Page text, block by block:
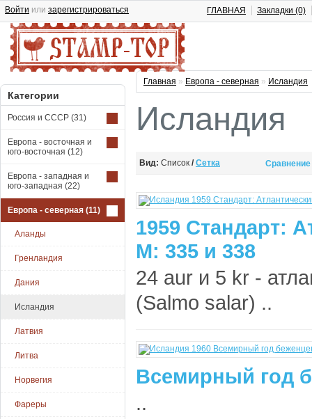
Войти или зарегистрироваться ГЛАВНАЯ Закладки (0)
Категории
Россия и СССР (31)
Европа - восточная и
юго-восточная (12)
Европа - западная и
юго-западная (22)
Европа - северная (11)
Аланды
Гренландия
Дания
Исландия
Латвия
Литва
Норвегия
Фареры
Главная » Европа - северная » Исландия
Исландия
Вид: Список / Сетка Сравнение
1959 Стандарт:
М: 335 и 338
24 aur и 5 kr -
(Salmo salar) ..
Всемирный год
..